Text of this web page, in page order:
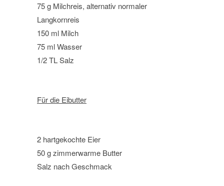
75 g Milchreis, alternativ normaler
Langkornreis
150 ml Milch
75 ml Wasser
1/2 TL Salz
Für die Eibutter
2 hartgekochte Eier
50 g zimmerwarme Butter
Salz nach Geschmack